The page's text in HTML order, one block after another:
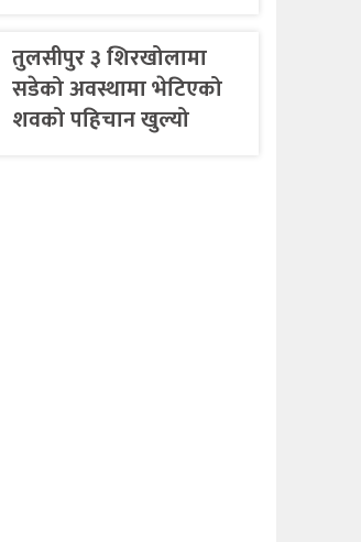
तुलसीपुर ३ शिरखोलामा
सडेको अवस्थामा भेटिएको
शवको पहिचान खुल्यो